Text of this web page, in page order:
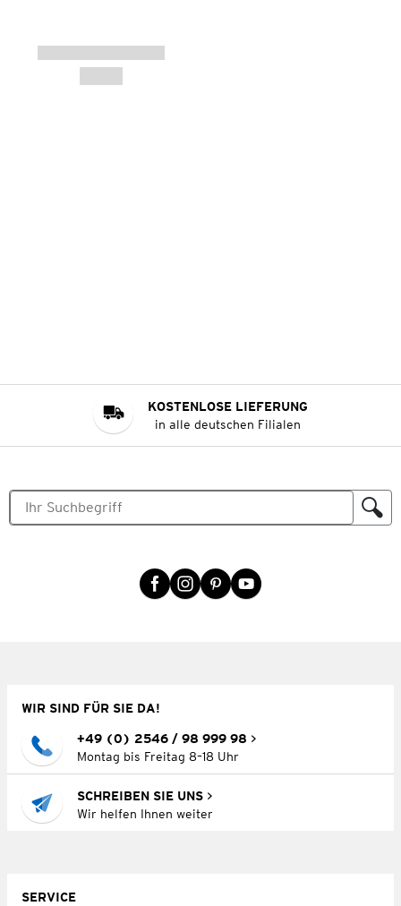
KOSTENLOSE LIEFERUNG
in alle deutschen Filialen
WIR SIND FÜR SIE DA!
+49 (0) 2546 / 98 999 98
Montag bis Freitag 8–18 Uhr
SCHREIBEN SIE UNS
Wir helfen Ihnen weiter
SERVICE